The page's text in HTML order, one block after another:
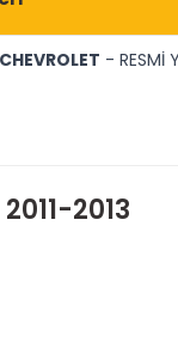
- RESMİ
2013